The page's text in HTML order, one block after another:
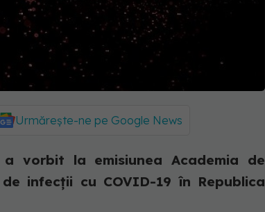
Urmărește-ne pe Google News
vorbit la emisiunea Academia de
infecții cu COVID-19 în Republica